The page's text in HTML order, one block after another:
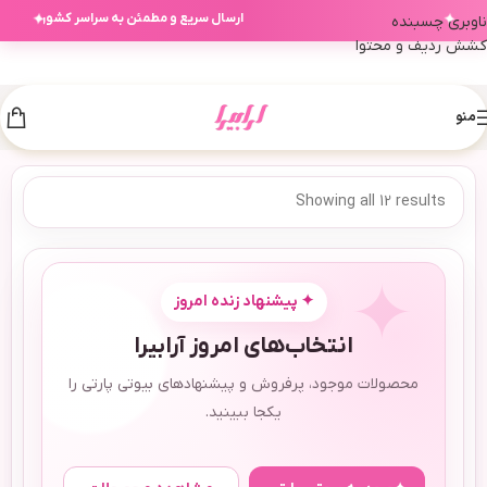
✦ ارسال سریع و مطمئن به سراسر کشور✦
ناوبری چسبنده
کشش ردیف و محتوا
منو
Showing all 12 results
✦ پیشنهاد زنده امروز
انتخاب‌های امروز آرابیرا
محصولات موجود، پرفروش و پیشنهادهای بیوتی پارتی را
یکجا ببینید.